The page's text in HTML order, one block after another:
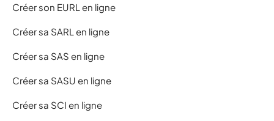
Créer son EURL en ligne
Créer sa SARL en ligne
Créer sa SAS en ligne
Créer sa SASU en ligne
Créer sa SCI en ligne